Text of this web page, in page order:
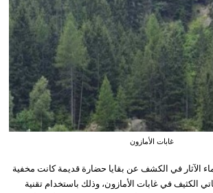
غابات الأمازون
الآثار في الكشف عن بقايا حضارة قديمة كانت مخفية
الكثيف في غابات الأمازون، وذلك باستخدام تقنية